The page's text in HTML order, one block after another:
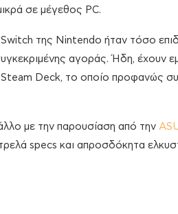
σε μέγεθος PC.
Switch της Nintendo ήταν τόσο
αγοράς. Ήδη, έχουν
Deck, το οποίο προφανώς
με την παρουσίαση από την
specs και απροσδόκητα